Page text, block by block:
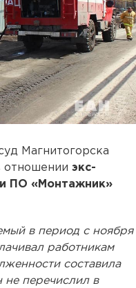
Магнитогорска
отношении экс-
ПО «Монтажник»
в период с ноября
работникам
составила
перечислил в